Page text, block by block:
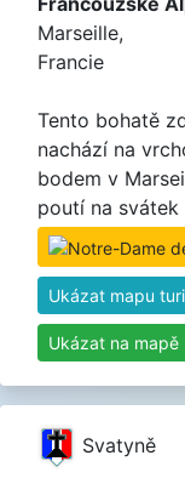
Marseille,
Francie
Tento bohatě
nachází na
bodem v
poutí na svátek
Ukázat mapu
Ukázat na mapě
Svatyně